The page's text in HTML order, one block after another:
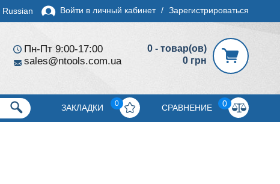
Russian Войти в личный кабинет / Зарегистрироваться
Пн-Пт 9:00-17:00
sales@ntools.com.ua
0 - товар(ов)
0 грн
ЗАКЛАДКИ 0 СРАВНЕНИЕ 0